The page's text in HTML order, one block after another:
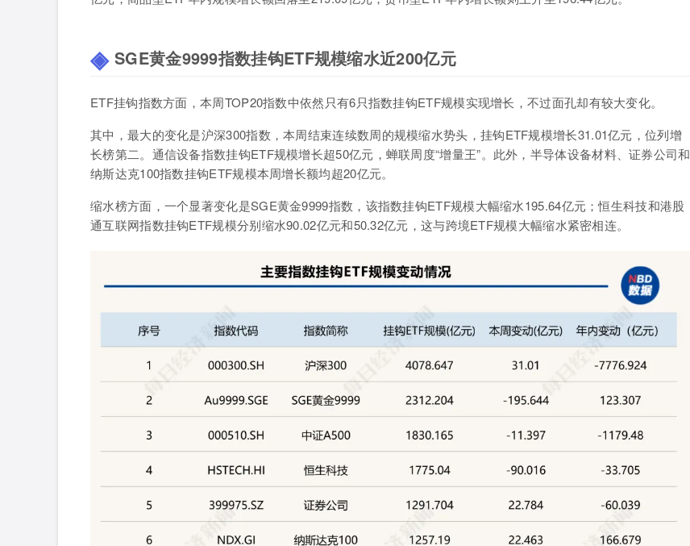
SGE黄金9999指数挂钩ETF规模缩水近200亿元
ETF挂钩指数方面，本周TOP20指数中依然只有6只指数挂钩ETF规模实现增长，不过面孔却有较大变化。
其中，最大的变化是沪深300指数，本周结束连续数周的规模缩水势头，挂钩ETF规模增长31.01亿元，位列增
长榜第二。通信设备指数挂钩ETF规模增长超50亿元，蝉联周度“增量王”。此外，半导体设备材料、证券公司和
纳斯达克100指数挂钩ETF规模本周增长额均超20亿元。
缩水榜方面，一个显著变化是SGE黄金9999指数，该指数挂钩ETF规模大幅缩水195.64亿元；恒生科技和港股
通互联网指数挂钩ETF规模分别缩水90.02亿元和50.32亿元，这与跨境ETF规模大幅缩水紧密相连。